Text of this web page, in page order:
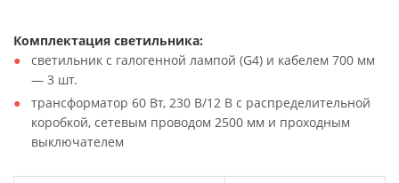
Комплектация светильника:
светильник с галогенной лампой (G4) и кабелем 700 мм
— 3 шт.
трансформатор 60 Вт, 230 В/12 В с распределительной
коробкой, сетевым проводом 2500 мм и проходным
выключателем